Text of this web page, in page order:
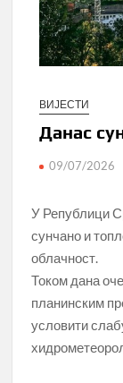
ВИЈЕСТИ
Данас
09/07/2026
У Републици
сунчано и
облачност.
Током дана
планинским
условити